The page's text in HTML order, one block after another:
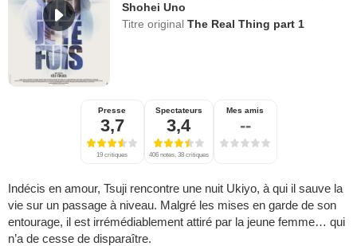
Shohei Uno
Titre originalThe Real Thing part 1
Presse
3,7
19 critiques
Spectateurs
3,4
406 notes, 38 critiques
Mes amis
--
Indécis en amour, Tsuji rencontre une nuit Ukiyo, à qui il sauve la
vie sur un passage à niveau. Malgré les mises en garde de son
entourage, il est irrémédiablement attiré par la jeune femme… qui
n’a de cesse de disparaître.